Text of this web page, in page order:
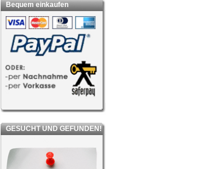
Bequem einkaufen
GESUCHT UND GEFUNDEN!